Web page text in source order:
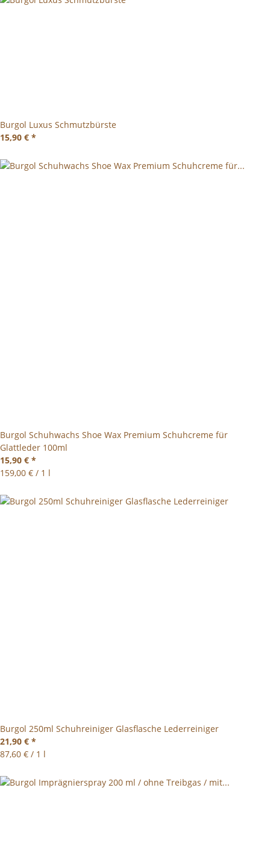
Burgol Luxus Schmutzbürste
15,90 € *
Burgol Schuhwachs Shoe Wax Premium Schuhcreme für
Glattleder 100ml
15,90 € *
159,00 € / 1 l
Burgol 250ml Schuhreiniger Glasflasche Lederreiniger
21,90 € *
87,60 € / 1 l